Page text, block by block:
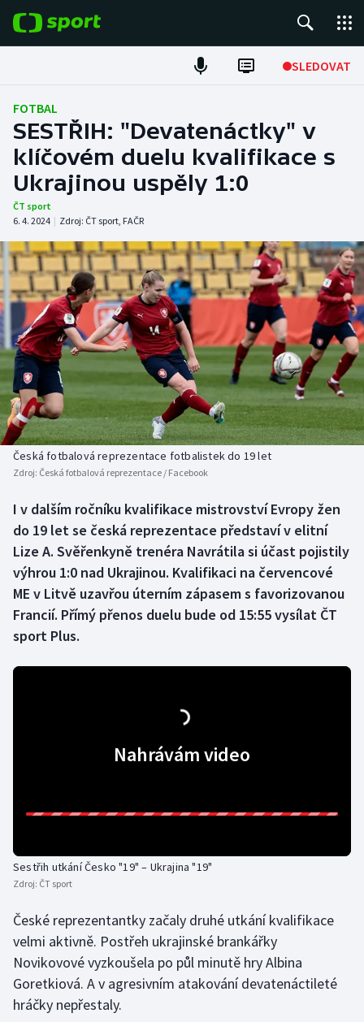
SLEDOVAT
Fotbal
Hokej
Tenis
Atletika
Cyklistika
DALŠÍ SPORTY
Americký fotbal
Baseball a softbal
Basketbal
Biatlon
Box
Curling
Dostihy
Judo
Krasobruslení
Lezení
Lyže a snowboard
NEPŘEHLÉDNĚTE
Soutěže
Historické návraty
Aplikace ČT sport
FOTBAL
SESTŘIH: "Devatenáctky" v
klíčovém duelu kvalifikace s
Ukrajinou uspěly 1:0
ČT sport
6. 4. 2024 | Zdroj: ČT sport, FAČR
Česká fotbalová reprezentace fotbalistek do 19 let
Zdroj: Česká fotbalová reprezentace / Facebook
I v dalším ročníku kvalifikace mistrovství Evropy žen
do 19 let se česká reprezentace představí v elitní
Lize A. Svěřenkyně trenéra Navrátila si účast pojistily
výhrou 1:0 nad Ukrajinou. Kvalifikaci na červencové
ME v Litvě uzavřou úterním zápasem s favorizovanou
Francií. Přímý přenos duelu bude od 15:55 vysílat ČT
sport Plus.
Nahrávám video
Sestřih utkání Česko "19" – Ukrajina "19"
Zdroj: ČT sport
České reprezentantky začaly druhé utkání kvalifikace
velmi aktivně. Postřeh ukrajinské brankářky
Novikovové vyzkoušela po půl minutě hry Albina
Goretkiová. A v agresivním atakování devatenáctileté
hráčky nepřestaly.